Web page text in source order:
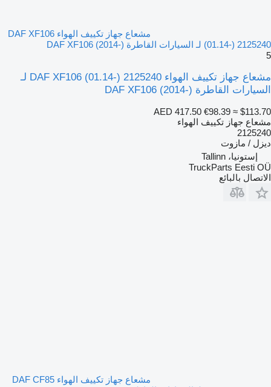
مشعاع جهاز تكييف الهواء DAF XF106
(01.14-) 2125240 لـ السيارات القاطرة DAF XF106 (2014-)
5
مشعاع جهاز تكييف الهواء DAF XF106 (01.14-) 2125240 لـ
السيارات القاطرة DAF XF106 (2014-)
AED 417.50 €98.39 ≈ $113.70
مشعاع جهاز تكييف الهواء
2125240
ديزل / مازوت
إستونيا، Tallinn
TruckParts Eesti OÜ
الاتصال بالبائع
مشعاع جهاز تكييف الهواء DAF CF85